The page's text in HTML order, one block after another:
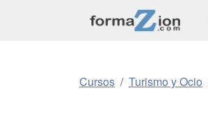
Cursos Turismo y Ocio